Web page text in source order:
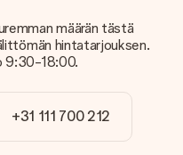
tilaamasi lahjan
laadun puolestasi!
Vai onko sinulla
He
haluamasi lahjan!
määrän tästä
hintatarjouksen.
9:30-18:00.
+31 111 700 212